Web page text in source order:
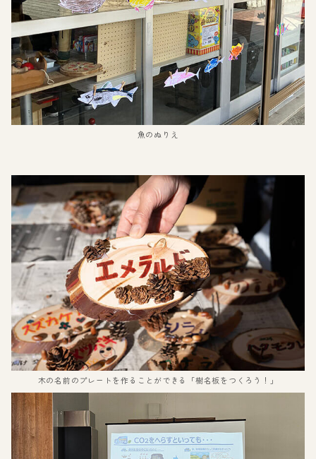
魚のぬりえ
木の名前のプレートを作ることができる「樹名板をつくろう！」